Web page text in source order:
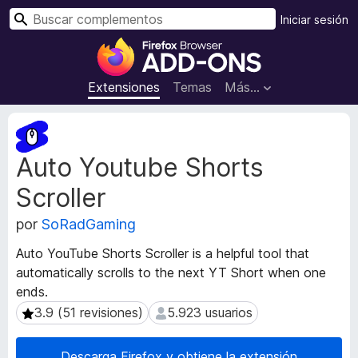
B
u
s
c
o
m
l
e
m
Extensiones Temas Más...
Iniciar sesión
B
Auto Youtube Shorts
Scroller
por SoRadGaming
Auto YouTube Shorts Scroller is a helpful tool that
automatically scrolls to the next YT Short when one
ends.
3.9 (51 revisiones)
3.9 (51 revisiones) 5.923 usuarios
5.923 usuarios
M
e
t
a
d
a
t
a
d
e
l
a